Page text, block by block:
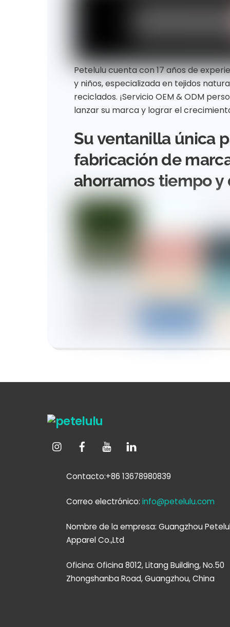
Petelulu cuenta con 17 años de
y niños, especializada en tejidos
reciclados. ¡Servicio OEM & ODM
lanzar su marca y lograr el
Su ventanilla única
fabricación de
ahorramos tiempo y
Contacto:+86 13678980839
Correo electrónico:info@petelulu.com
Nombre de la empresa: Guangzhou
Apparel Co.,Ltd
Oficina: Oficina 8012, Litang Building, No.50
Zhongshanba Road, Guangzhou, China